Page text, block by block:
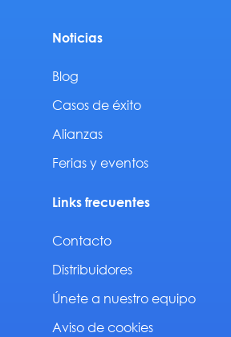
Noticias
Blog
Casos de éxito
Alianzas
Ferias y eventos
Links frecuentes
Contacto
Distribuidores
Únete a nuestro equipo
Aviso de cookies